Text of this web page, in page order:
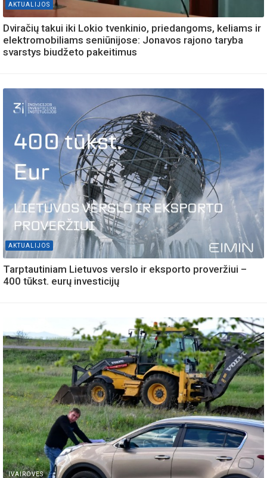
AKTUALIJOS
Dviračių takui iki Lokio tvenkinio, priedangoms, keliams ir
elektromobiliams seniūnijose: Jonavos rajono taryba
svarstys biudžeto pakeitimus
AKTUALIJOS
Tarptautiniam Lietuvos verslo ir eksporto proveržiui –
400 tūkst. eurų investicijų
IVAIROVES